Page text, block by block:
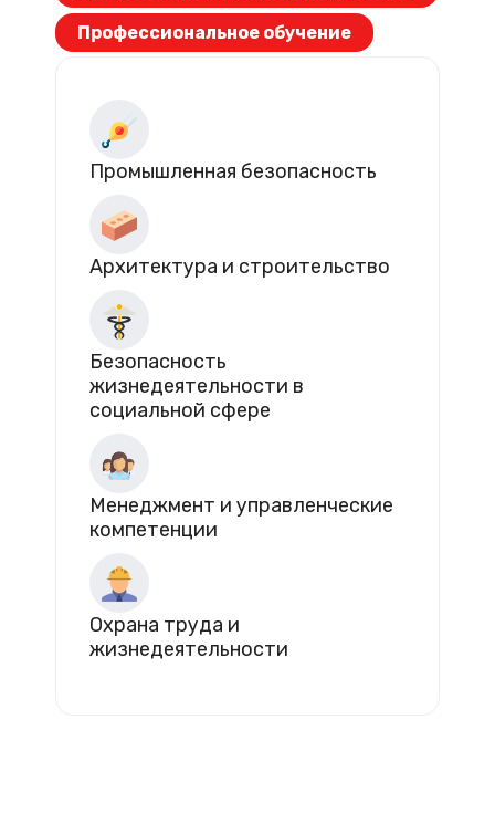
Профессиональное обучение
Промышленная безопасность
Архитектура и строительство
Безопасность
жизнедеятельности в
социальной сфере
Менеджмент и управленческие
компетенции
Охрана труда и
жизнедеятельности